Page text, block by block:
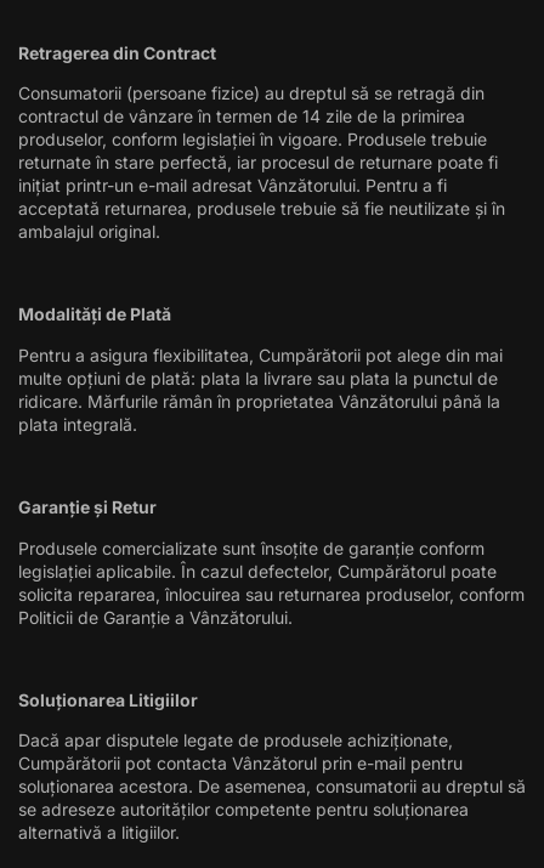
Retragerea din Contract
Consumatorii (persoane fizice) au dreptul să se retragă din
contractul de vânzare în termen de 14 zile de la primirea
produselor, conform legislației în vigoare. Produsele trebuie
returnate în stare perfectă, iar procesul de returnare poate fi
inițiat printr-un e-mail adresat Vânzătorului. Pentru a fi
acceptată returnarea, produsele trebuie să fie neutilizate și în
ambalajul original.
Modalități de Plată
Pentru a asigura flexibilitatea, Cumpărătorii pot alege din mai
multe opțiuni de plată: plata la livrare sau plata la punctul de
ridicare. Mărfurile rămân în proprietatea Vânzătorului până la
plata integrală.
Garanție și Retur
Produsele comercializate sunt însoțite de garanție conform
legislației aplicabile. În cazul defectelor, Cumpărătorul poate
solicita repararea, înlocuirea sau returnarea produselor, conform
Politicii de Garanție a Vânzătorului.
Soluționarea Litigiilor
Dacă apar disputele legate de produsele achiziționate,
Cumpărătorii pot contacta Vânzătorul prin e-mail pentru
soluționarea acestora. De asemenea, consumatorii au dreptul să
se adreseze autorităților competente pentru soluționarea
alternativă a litigiilor.